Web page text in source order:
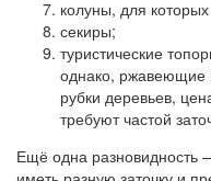
колуны, для
секиры;
туристические
однако, ржавеющие
рубки деревьев,
требуют частой
Ещё одна разновидность